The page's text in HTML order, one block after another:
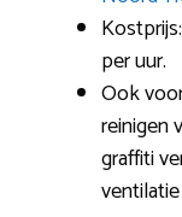
per uur.
Ook
reinigen
graffiti